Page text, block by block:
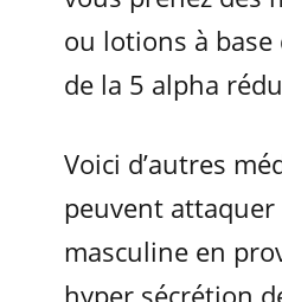
ou lotions à base
de la 5 alpha
Voici d’autres
peuvent
masculine en
hyper sécrétion